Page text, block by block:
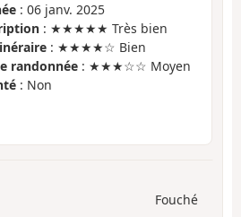
: 06 janv. 2025
: ★★★★★ Très bien
: ★★★★☆ Bien
randonnée : ★★★☆☆ Moyen
: Non
Fouché